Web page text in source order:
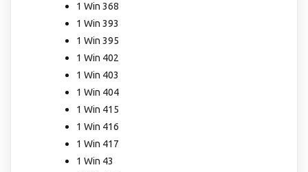
1 Win 368
1 Win 393
1 Win 395
1 Win 402
1 Win 403
1 Win 404
1 Win 415
1 Win 416
1 Win 417
1 Win 43